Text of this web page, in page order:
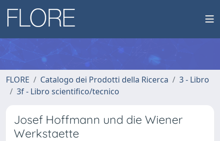
FLORE Catalogo dei Prodotti della Ricerca
3 - Libro
3f - Libro scientifico/tecnico
Josef Hoffmann und die Wiener
Werkstaette